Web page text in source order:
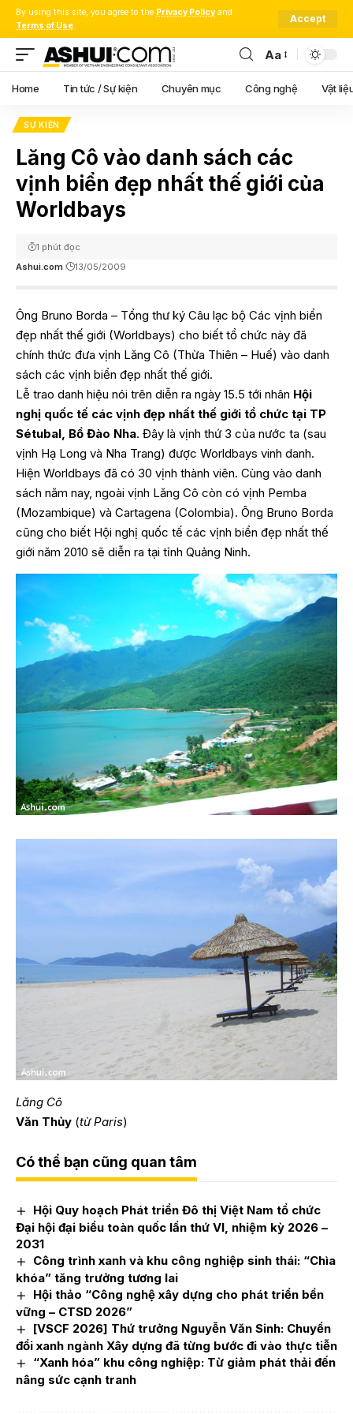
By using this site, you agree to the Privacy Policy and
Terms of Use.
Accept
Font
Resizer
Aa
Home Tin tức / Sự kiện Chuyên mục Công nghệ Vật
SỰ KIỆN
Lăng Cô vào danh sách các
vịnh biển đẹp nhất thế giới của
Worldbays
Ashui.com 13/05/2009
1 phút đọc
Ông Bruno Borda – Tổng thư ký Câu lạc bộ Các vịnh biển
đẹp nhất thế giới (Worldbays) cho biết tổ chức này đã
chính thức đưa vịnh Lăng Cô (Thừa Thiên – Huế) vào danh
sách các vịnh biển đẹp nhất thế giới.
Lễ trao danh hiệu nói trên diễn ra ngày 15.5 tới nhân Hội
nghị quốc tế các vịnh đẹp nhất thế giới tổ chức tại TP
Sétubal, Bồ Đào Nha. Đây là vịnh thứ 3 của nước ta (sau
vịnh Hạ Long và Nha Trang) được Worldbays vinh danh.
Hiện Worldbays đã có 30 vịnh thành viên. Cùng vào danh
sách năm nay, ngoài vịnh Lăng Cô còn có vịnh Pemba
(Mozambique) và Cartagena (Colombia). Ông Bruno Borda
cũng cho biết Hội nghị quốc tế các vịnh biển đẹp nhất thế
giới năm 2010 sẽ diễn ra tại tỉnh Quảng Ninh.
Lăng Cô
Văn Thủy (từ Paris)
Có thể bạn cũng quan tâm
Hội Quy hoạch Phát triển Đô thị Việt Nam tổ chức
Đại hội đại biểu toàn quốc lần thứ VI, nhiệm kỳ 2026 –
2031
Công trình xanh và khu công nghiệp sinh thái: “Chìa
khóa” tăng trưởng tương lai
Hội thảo “Công nghệ xây dựng cho phát triển bền
vững – CTSD 2026”
[VSCF 2026] Thứ trưởng Nguyễn Văn Sinh: Chuyển
đổi xanh ngành Xây dựng đã từng bước đi vào thực tiễn
“Xanh hóa” khu công nghiệp: Từ giảm phát thải đến
nâng sức cạnh tranh